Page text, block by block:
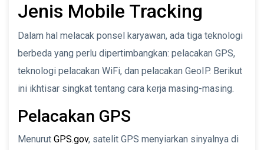
Jenis Mobile Tracking
Dalam hal melacak ponsel karyawan, ada tiga teknologi
berbeda yang perlu dipertimbangkan: pelacakan GPS,
teknologi pelacakan WiFi, dan pelacakan GeoIP. Berikut
ini ikhtisar singkat tentang cara kerja masing-masing.
Pelacakan GPS
Menurut GPS.gov, satelit GPS menyiarkan sinyalnya di